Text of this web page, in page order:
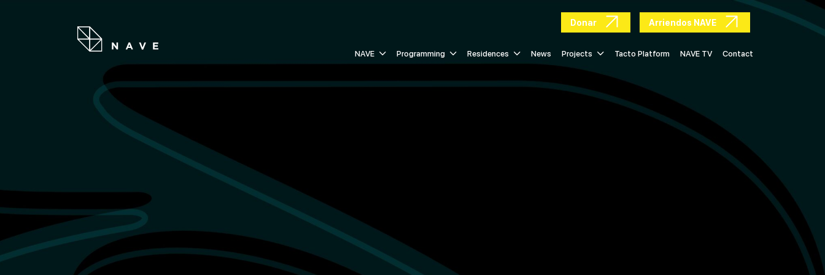
Donar Arriendos NAVE
NAVE Programming Residences News Projects Tacto Platform NAVE TV Contact